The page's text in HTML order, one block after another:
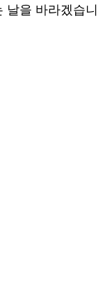
날을 바라겠습니